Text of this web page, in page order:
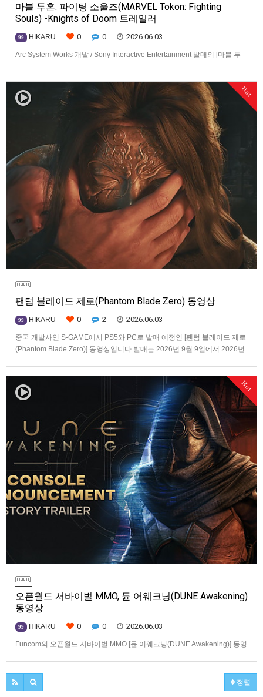
마블 투혼: 파이팅 소울즈(MARVEL Tokon: Fighting
Souls) -Knights of Doom 트레일러
99 HIKARU 0 0 2026.06.03
Arc System Works 개발 / Sony Interactive Entertainment 발매의 [마블 투
2026년 8월 7일로 예정.
Hot
팬텀 블레이드 제로(Phantom Blade Zero) 동영상
99 HIKARU 0 2 2026.06.03
중국 개발사인 S-GAME에서 PS5와 PC로 발매 예정인 [팬텀 블레이드 제로
(Phantom Blade Zero)] 동영상입니다.발매는 2026년 9월 9일에서 2026년
Hot
오픈월드 서바이벌 MMO, 듄 어웨크닝(DUNE Awakening)
동영상
99 HIKARU 0 0 2026.06.03
Funcom의 오픈월드 서바이벌 MMO [듄 어웨크닝(DUNE Awakening)] 동영
정렬